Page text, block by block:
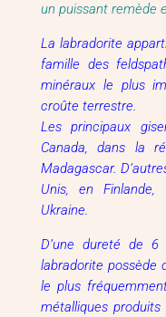
un puissant remède
La labradorite
famille des
minéraux le plus
croûte terrestre.
Les principaux
Canada, dans la
Madagascar.
Unis, en
Ukraine.
D’une dureté de
labradorite possède
le plus
métalliques